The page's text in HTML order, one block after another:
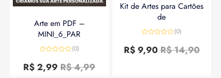
Arte em PDF –
MINI_6_PAR
0
de
(0)
R$4,99
R$2,99
Kit de Artes para Cartões
de
0
de
(0)
R$14,90
R$9,90